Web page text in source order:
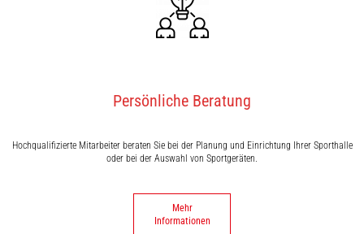
Persönliche Beratung
Hochqualifizierte Mitarbeiter beraten Sie bei der Planung und Einrichtung Ihrer Sporthalle
oder bei der Auswahl von Sportgeräten.
Mehr
Informationen